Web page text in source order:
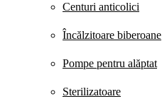
Centuri anticolici
Încălzitoare biberoane
Pompe pentru alăptat
Sterilizatoare